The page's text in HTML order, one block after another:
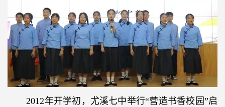
2012年开学初，尤溪七中举行“营造书香校园”启